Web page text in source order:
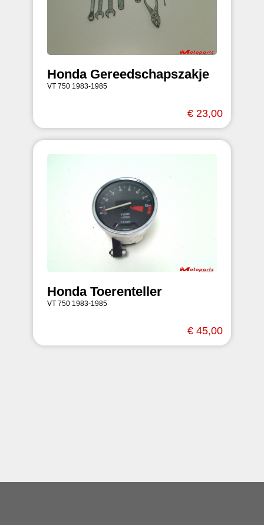
Honda Gereedschapszakje
VT 750 1983-1985
€ 23,00
Honda Toerenteller
VT 750 1983-1985
€ 45,00